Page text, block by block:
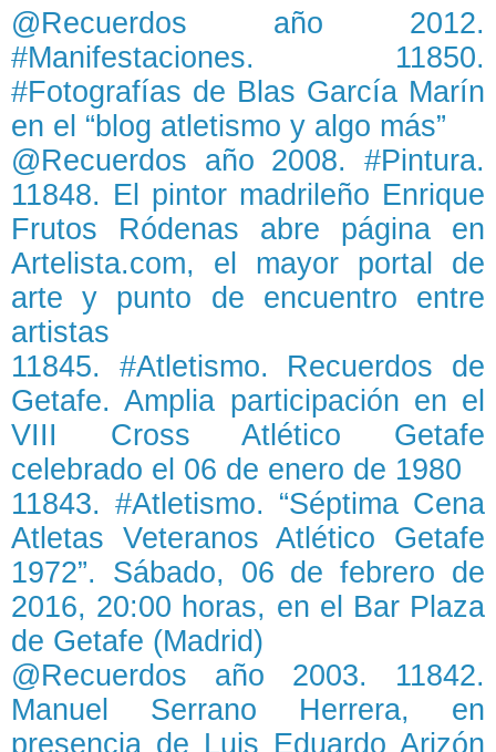
@Recuerdos año 2012.
#Manifestaciones. 11850.
#Fotografías de Blas García Marín
en el “blog atletismo y algo más”
@Recuerdos año 2008. #Pintura.
11848. El pintor madrileño Enrique
Frutos Ródenas abre página en
Artelista.com, el mayor portal de
arte y punto de encuentro entre
artistas
11845. #Atletismo. Recuerdos de
Getafe. Amplia participación en el
VIII Cross Atlético Getafe
celebrado el 06 de enero de 1980
11843. #Atletismo. “Séptima Cena
Atletas Veteranos Atlético Getafe
1972”. Sábado, 06 de febrero de
2016, 20:00 horas, en el Bar Plaza
de Getafe (Madrid)
@Recuerdos año 2003. 11842.
Manuel Serrano Herrera, en
presencia de Luis Eduardo Arizón